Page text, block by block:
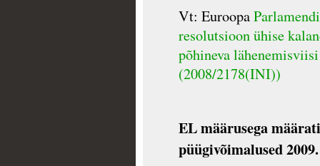
Vt: Euroopa
resolutsioon ühise
põhineva
(2008/2178(INI))
EL määrusega
püügivõimalused